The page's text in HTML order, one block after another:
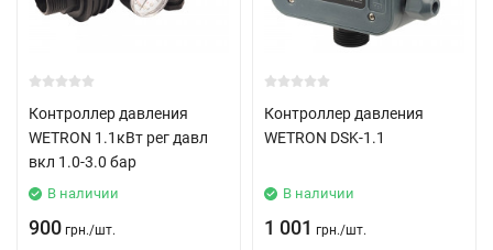
Контроллер давления
WETRON 1.1кВт рег давл
вкл 1.0-3.0 бар
В наличии
900 грн./шт.
Контроллер давления
WETRON DSK-1.1
В наличии
1 001 грн./шт.